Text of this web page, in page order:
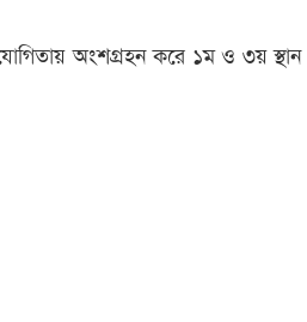
অংশগ্রহন করে ১ম ও ৩য় স্থান